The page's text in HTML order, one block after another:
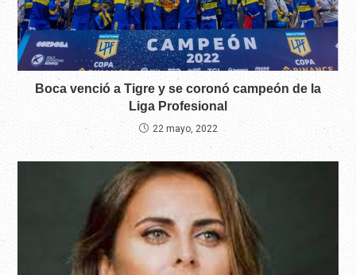
Boca venció a Tigre y se coronó campeón de la
Liga Profesional
22 mayo, 2022